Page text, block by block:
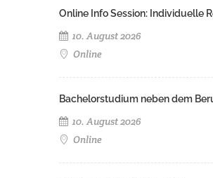
Online Info Session: Individuelle
10. August 2026
Online
Bachelorstudium neben dem
10. August 2026
Online